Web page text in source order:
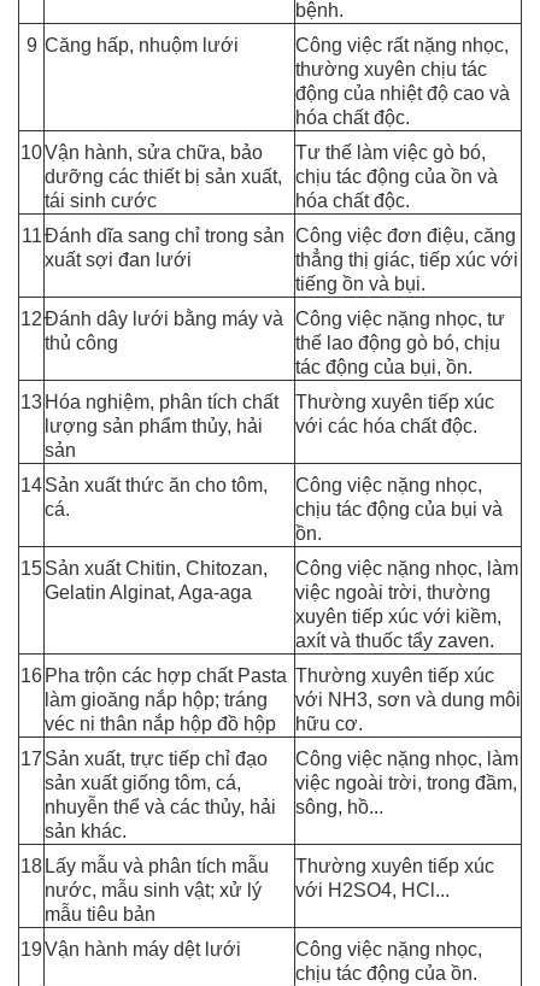
bệnh.
9 Căng hấp, nhuộm lưới
Công việc rất nặng nhọc,
thường xuyên chịu tác
động của nhiệt độ cao và
hóa chất độc.
10Vận hành, sửa chữa, bảo
dưỡng các thiết bị sản xuất,
tái sinh cước
Tư thế làm việc gò bó,
chịu tác động của ồn và
hóa chất độc.
11Đánh dĩa sang chỉ trong sản
xuất sợi đan lưới
Công việc đơn điệu, căng
thẳng thị giác, tiếp xúc với
tiếng ồn và bụi.
12Đánh dây lưới bằng máy và
thủ công
Công việc nặng nhọc, tư
thế lao động gò bó, chịu
tác động của bụi, ồn.
13 Hóa nghiệm, phân tích chất
lượng sản phẩm thủy, hải
sản
Thường xuyên tiếp xúc
với các hóa chất độc.
14Sản xuất thức ăn cho tôm,
cá.
Công việc nặng nhọc,
chịu tác động của bụi và
ồn.
15Sản xuất Chitin, Chitozan,
Gelatin Alginat, Aga-aga
Công việc nặng nhọc, làm
việc ngoài trời, thường
xuyên tiếp xúc với kiềm,
axít và thuốc tẩy zaven.
16 Pha trộn các hợp chất Pasta
làm gioăng nắp hộp; tráng
véc ni thân nắp hộp đồ hộp
Thường xuyên tiếp xúc
với NH3, sơn và dung môi
hữu cơ.
17 Sản xuất, trực tiếp chỉ đạo
sản xuất giống tôm, cá,
nhuyễn thể và các thủy, hải
sản khác.
Công việc nặng nhọc, làm
việc ngoài trời, trong đầm,
sông, hồ...
18 Lấy mẫu và phân tích mẫu
nước, mẫu sinh vật; xử lý
mẫu tiêu bản
Thường xuyên tiếp xúc
với H 2SO4, HCl...
19Vận hành máy dệt lưới
Công việc nặng nhọc,
chịu tác động của ồn.